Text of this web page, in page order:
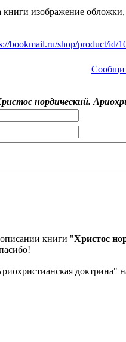
изображение
bookmail.ru/shop/product/id/
нордический.
книги "Христос
доктрина"